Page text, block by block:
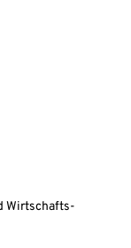
Wirtschafts-